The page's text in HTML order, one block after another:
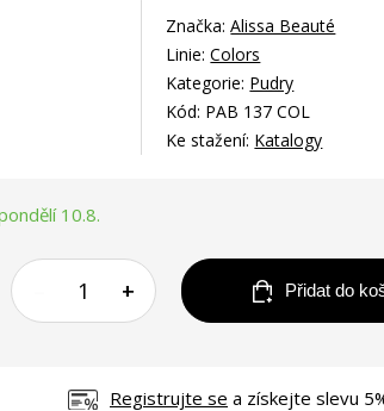
Značka:Alissa Beauté
Linie:Colors
Kategorie: Pudry
Kód: PAB 137 COL
Ke stažení: Katalogy
10.8.
+ Přidat do
Registrujte se a získejte slevu